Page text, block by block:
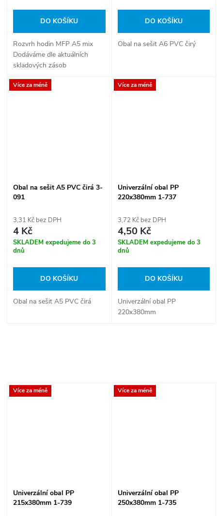
DO KOŠÍKU
Rozvrh hodin MFP A5 mix
Dodáváme dle aktuálních
skladových zásob
DO KOŠÍKU
Obal na sešit A6 PVC čirý
Více za méně
Obal na sešit A5 PVC čirá 3-
091
3,31 Kč bez DPH
4 Kč
SKLADEM expedujeme do 3
dnů
DO KOŠÍKU
Obal na sešit A5 PVC čirá
Více za méně
Univerzální obal PP
220x380mm 1-737
3,72 Kč bez DPH
4,50 Kč
SKLADEM expedujeme do 3
dnů
DO KOŠÍKU
Univerzální obal PP
220x380mm
Více za méně
Univerzální obal PP
215x380mm 1-739
Více za méně
Univerzální obal PP
250x380mm 1-735